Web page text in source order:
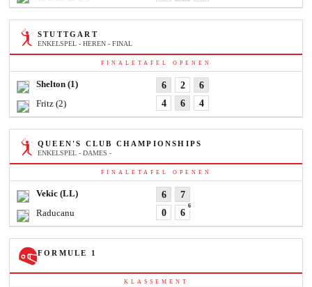
STUTTGART
ENKELSPEL - HEREN - FINAL
FINALETAFEL OPENEN
Shelton (1)
Fritz (2)
6
4
2
6
6
4
QUEEN'S CLUB CHAMPIONSHIPS
ENKELSPEL - DAMES -
FINALETAFEL OPENEN
Vekic (LL)
Raducanu
6
0
7
6
6
FORMULE 1
KLASSEMENT